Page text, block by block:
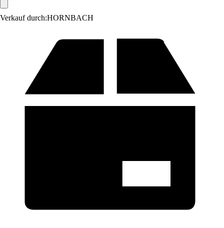
Verkauf durch:HORNBACH